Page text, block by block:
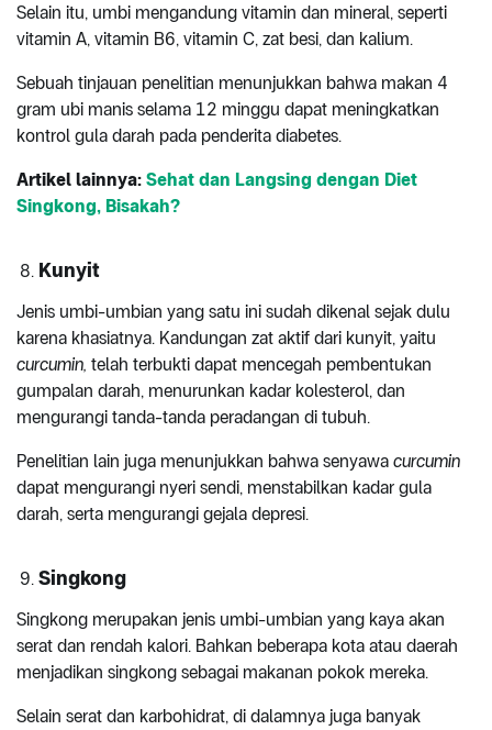
Selain itu, umbi mengandung vitamin dan mineral, seperti
vitamin A, vitamin B6, vitamin C, zat besi, dan kalium.
Sebuah tinjauan penelitian menunjukkan bahwa makan 4
gram ubi manis selama 12 minggu dapat meningkatkan
kontrol gula darah pada penderita diabetes.
Artikel lainnya: Sehat dan Langsing dengan Diet
Singkong, Bisakah?
Kunyit
Jenis umbi-umbian yang satu ini sudah dikenal sejak dulu
karena khasiatnya. Kandungan zat aktif dari kunyit, yaitu
curcumin, telah terbukti dapat mencegah pembentukan
gumpalan darah, menurunkan kadar kolesterol, dan
mengurangi tanda-tanda peradangan di tubuh.
Penelitian lain juga menunjukkan bahwa senyawa curcumin
dapat mengurangi nyeri sendi, menstabilkan kadar gula
darah, serta mengurangi gejala depresi.
Singkong
Singkong merupakan jenis umbi-umbian yang kaya akan
serat dan rendah kalori. Bahkan beberapa kota atau daerah
menjadikan singkong sebagai makanan pokok mereka.
Selain serat dan karbohidrat, di dalamnya juga banyak